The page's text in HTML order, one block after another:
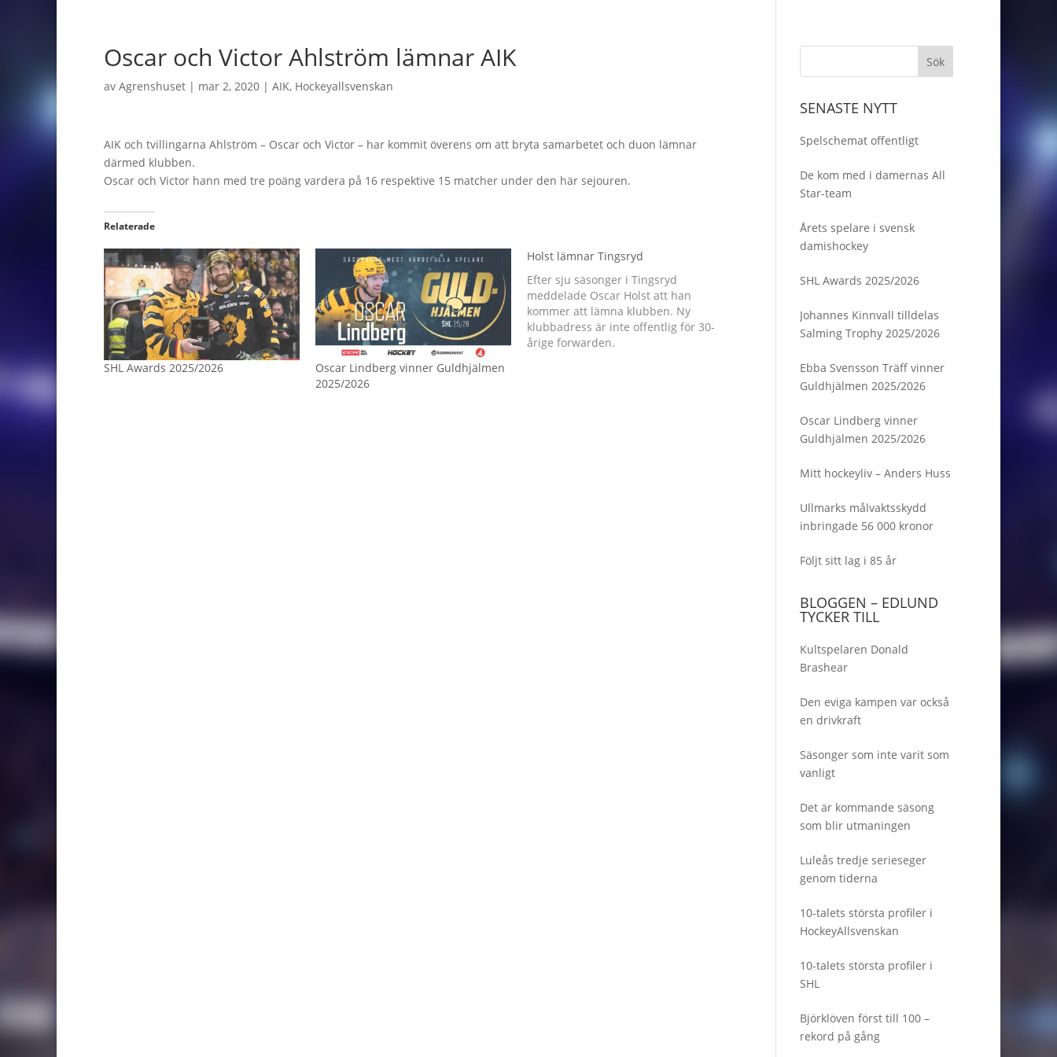
Oscar och Victor Ahlström lämnar AIK
av Agrenshuset | mar 2, 2020 | AIK, Hockeyallsvenskan
AIK och tvillingarna Ahlström – Oscar och Victor – har kommit överens om att bryta samarbetet och duon lämnar
därmed klubben.
Oscar och Victor hann med tre poäng vardera på 16 respektive 15 matcher under den här sejouren.
Relaterade
SHL Awards 2025/2026
Oscar Lindberg vinner Guldhjälmen
2025/2026
Holst lämnar Tingsryd
Efter sju säsonger i Tingsryd
meddelade Oscar Holst att han
kommer att lämna klubben. Ny
klubbadress är inte offentlig för 30-
årige forwarden.
SENASTE NYTT
Spelschemat offentligt
De kom med i damernas All
Star-team
Årets spelare i svensk
damishockey
SHL Awards 2025/2026
Johannes Kinnvall tilldelas
Salming Trophy 2025/2026
Ebba Svensson Träff vinner
Guldhjälmen 2025/2026
Oscar Lindberg vinner
Guldhjälmen 2025/2026
Mitt hockeyliv – Anders Huss
Ullmarks målvaktsskydd
inbringade 56 000 kronor
Följt sitt lag i 85 år
BLOGGEN – EDLUND
TYCKER TILL
Kultspelaren Donald
Brashear
Den eviga kampen var också
en drivkraft
Säsonger som inte varit som
vanligt
Det är kommande säsong
som blir utmaningen
Luleås tredje serieseger
genom tiderna
10-talets största profiler i
HockeyAllsvenskan
10-talets största profiler i
SHL
Björklöven först till 100 –
rekord på gång